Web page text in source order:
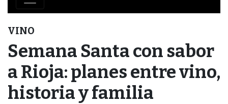
VINO
Semana Santa con sabor
a Rioja: planes entre vino,
historia y familia